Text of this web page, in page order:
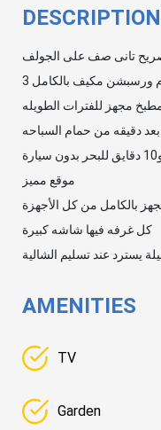
DESCRIPTION
تانى صف على الجولف
ورسبشن مكيف بالكامل
مجهز للفترات الطويله
دقيقه من حمام السباحه
سيارة
موقع مميز
بالكامل من كل الأجهزة
كل غرفه فيها شاشه كبيرة
يسترد عند تسليم الشالية
AMENITIES
TV
Garden